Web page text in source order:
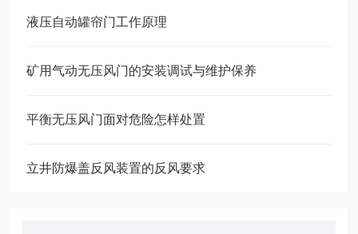
液压自动罐帘门工作原理
矿用气动无压风门的安装调试与维护保养
平衡无压风门面对危险怎样处置
立井防爆盖反风装置的反风要求